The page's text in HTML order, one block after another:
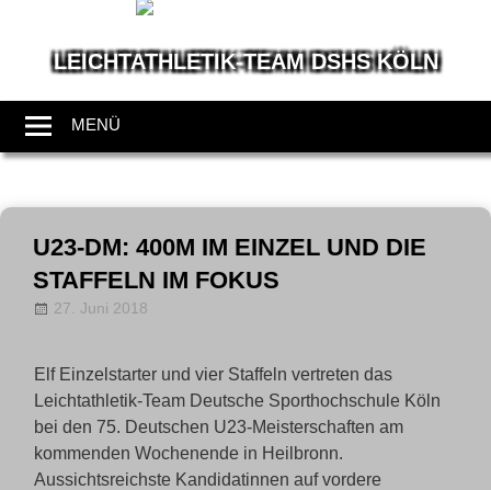
LEICHTATHLETIK-TEAM DSHS KÖLN
leben
Leichtathletik
MENÜ
Zum
InhaltU23-DM: 400M IM EINZEL UND DIE
STAFFELN IM FOKUS
27. Juni 2018
Elf Einzelstarter und vier Staffeln vertreten das
Leichtathletik-Team Deutsche Sporthochschule Köln
bei den 75. Deutschen U23-Meisterschaften am
kommenden Wochenende in Heilbronn.
Aussichtsreichste Kandidatinnen auf vordere